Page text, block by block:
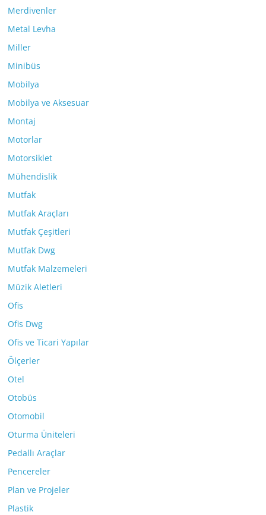
Merdivenler
Metal Levha
Miller
Minibüs
Mobilya
Mobilya ve Aksesuar
Montaj
Motorlar
Motorsiklet
Mühendislik
Mutfak
Mutfak Araçları
Mutfak Çeşitleri
Mutfak Dwg
Mutfak Malzemeleri
Müzik Aletleri
Ofis
Ofis Dwg
Ofis ve Ticari Yapılar
Ölçerler
Otel
Otobüs
Otomobil
Oturma Üniteleri
Pedallı Araçlar
Pencereler
Plan ve Projeler
Plastik